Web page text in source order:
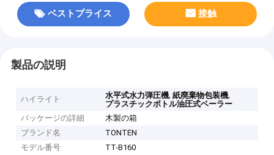
ベストプライス 接触
製品の説明
ハイライト 水平式水力弾圧機,紙廃棄物包装機,
プラスチックボトル油圧式ベーラー
パッケージの詳細
木製の箱
ブランド名
TONTEN
モデル番号
TT-B160